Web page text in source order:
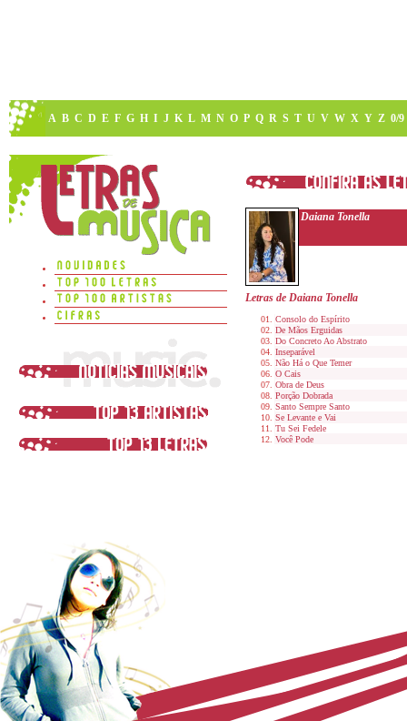
A B C D E F G H I J K L M N O P Q R S T U V W X Y Z 0/9
Daiana Tonella
Letras de Daiana Tonella
Consolo do Espírito
De Mãos Erguidas
Do Concreto Ao Abstrato
Inseparável
Não Há o Que Temer
O Cais
Obra de Deus
Porção Dobrada
Santo Sempre Santo
Se Levante e Vai
Tu Sei Fedele
Você Pode